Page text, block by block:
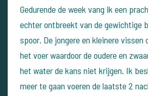
Gedurende de week vang ik een
echter ontbreekt van de gewichtige
spoor. De jongere en kleinere vissen
het voer waardoor de oudere en
het water de kans niet krijgen. Ik
meer te gaan voeren de laatste 2